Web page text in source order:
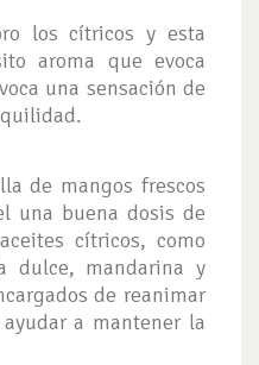
los cítricos y esta
aroma que evoca
una sensación de
de mangos frescos
una buena dosis de
cítricos, como
dulce, mandarina y
de reanimar
a mantener la